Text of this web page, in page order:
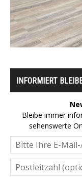
INFORMIERT
Bleibe immer
sehenswerte